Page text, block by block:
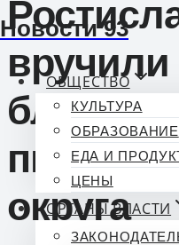
Новости 93
ОБЩЕСТВО
КУЛЬТУРА
ОБРАЗОВАНИЕ
ЕДА И
ЦЕНЫ
ОРГАНЫ ВЛАСТИ
вручили
письма
округа